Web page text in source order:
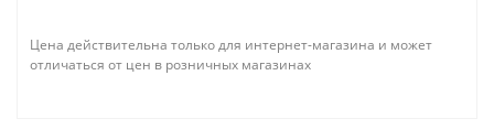
Цена действительна только для интернет-магазина и может
отличаться от цен в розничных магазинах